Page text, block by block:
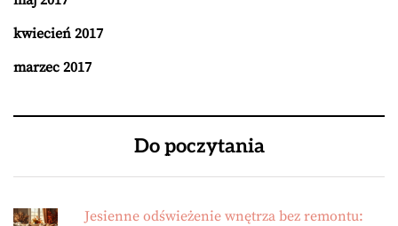
kwiecień 2017
marzec 2017
Do poczytania
Jesienne odświeżenie wnętrza bez remontu: